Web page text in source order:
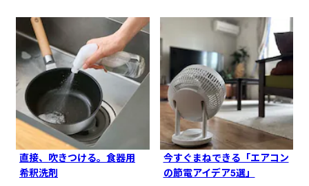
直接、吹きつける。食器用
希釈洗剤
今すぐまねできる「エアコン
の節電アイデア5選」